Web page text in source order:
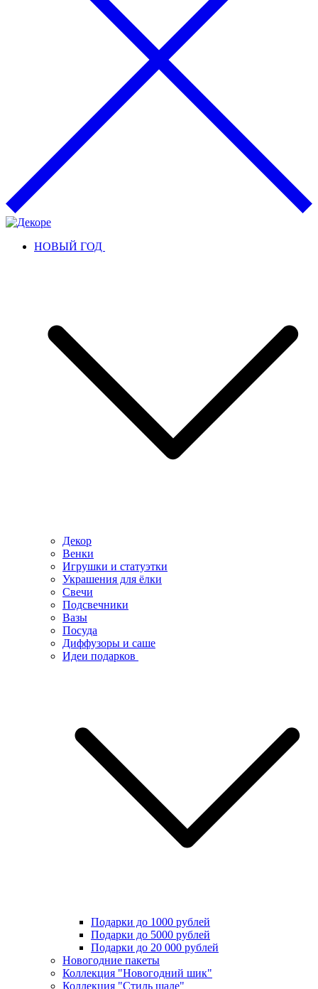
НОВЫЙ ГОД
Декор
Венки
Игрушки и статуэтки
Украшения для ёлки
Свечи
Подсвечники
Вазы
Посуда
Диффузоры и саше
Идеи подарков
Подарки до 1000 рублей
Подарки до 5000 рублей
Подарки до 20 000 рублей
Новогодние пакеты
Коллекция "Новогодний шик"
Коллекция "Стиль шале"